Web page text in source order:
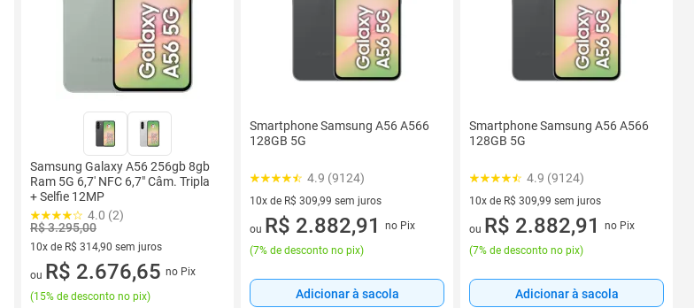
Samsung Galaxy A56 256gb 8gb
Ram 5G 6,7' NFC 6,7" Câm. Tripla
+ Selfie 12MP
4.0 (2)
R$ 3.295,00
10x de R$ 314,90 sem juros
10 vez de R$ 314,90 sem juros
ou R$ 2.676,65 no Pix
(15% de desconto no pix)
Smartphone Samsung A56 A566
128GB 5G
4.9 (9124)
10x de R$ 309,99 sem juros
10 vez de R$ 309,99 sem juros
ou R$ 2.882,91
no Pix
(7% de desconto no pix)
Adicionar à sacola
Smartphone Samsung A56 A566
128GB 5G
4.9 (9124)
10x de R$ 309,99 sem juros
10 vez de R$ 309,99 sem juros
ou R$ 2.882,91
no Pix
(7% de desconto no pix)
Adicionar à sacola